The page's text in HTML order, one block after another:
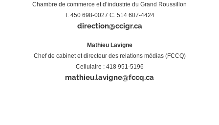
Chambre de commerce et d’industrie du Grand Roussillon
T. 450 698-0027 C. 514 607-4424
direction@ccigr.ca
Mathieu Lavigne
Chef de cabinet et directeur des relations médias (FCCQ)
Cellulaire : 418 951-5196
mathieu.lavigne@fccq.ca